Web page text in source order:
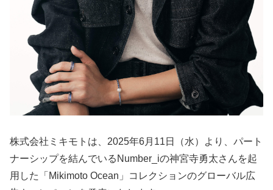
株式会社ミキモトは、2025年6月11日（水）より、パート
ナーシップを結んでいるNumber_iの神宮寺勇太さんを起
用した「Mikimoto Ocean」コレクションのグローバル広